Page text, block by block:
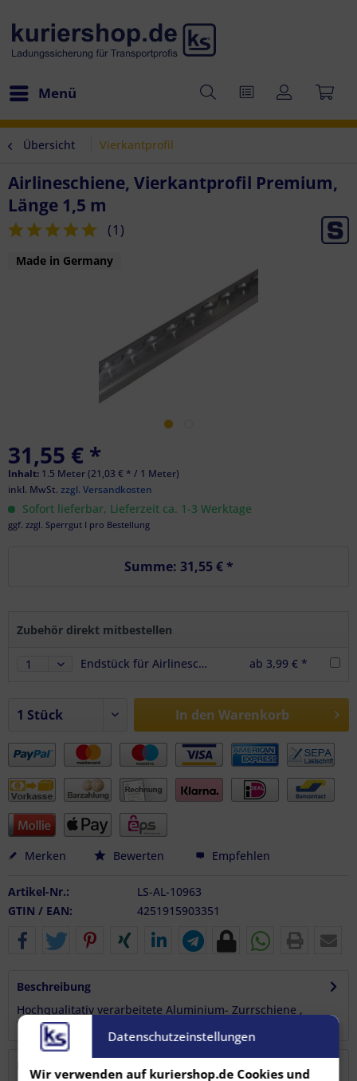
Menü
Übersicht Vierkantprofil
Airlineschiene, Vierkantprofil Premium,
Länge 1,5 m
(1 )
Made in Germany
31,55 € *
Inhalt: 1.5 Meter (21,03 € * / 1 Meter)
inkl. MwSt. zzgl. Versandkosten
Sofort lieferbar, Lieferzeit ca. 1-3 Werktage
ggf. zzgl. Sperrgut I pro Bestellung
Summe: 31,55 €*
Zubehör direkt mitbestellen
Endstück für Airlineschienen Vierkantprofil, Premium, Farbe schwarz ab 3,99 € *
In den Warenkorb
Merken Bewerten Empfehlen
Artikel-Nr.:
LS-AL-10963
GTIN / EAN:
4251915903351
Beschreibung
Hochqualitativ verarbeitete Aluminium- Zurrschiene ,
Vierkantprofil . Zur Befestigung...
1
Datenschutzeinstellungen
Wir verwenden auf kuriershop.de Cookies und